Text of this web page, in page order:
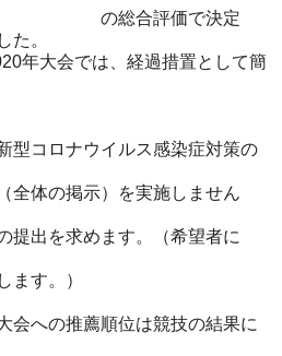
価で決定
。
会では、経過措置として簡
ロナウイルス感染症対策の
の掲示）を実施しません
を求めます。（希望者に
す。）
の推薦順位は競技の結果に